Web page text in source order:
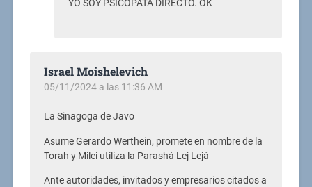
YO SOY PSICOPATA DIRECTO. OK
Israel Moishelevich
05/11/2024 a las 11:36 AM
La Sinagoga de Javo
Asume Gerardo Werthein, promete en nombre de la
Torah y Milei utiliza la Parashá Lej Lejá
Ante autoridades, invitados y empresarios citados a